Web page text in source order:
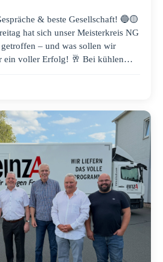
& beste Gesellschaft! 🔵🟡
hat sich unser Meisterkreis NG
– und was sollen wir
ein voller Erfolg! 🥂 Bei kühlen
um neue Ideen zu
zu haben. Ein riesiges
dabei waren und diesen Abend so
Der Austausch in unserer
wie viel Energie und
steckt. 🍀